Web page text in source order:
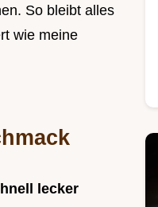
So bleibt alles
wie meine
lecker